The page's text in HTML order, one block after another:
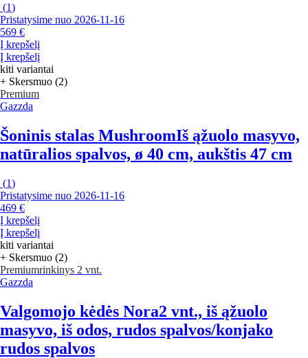
(1)
Pristatysime nuo 2026‑11‑16
569 €
Į krepšelį
Į krepšelį
kiti variantai
+ Skersmuo (2)
Premium
Gazzda
Šoninis stalas MushroomIš ąžuolo masyvo,
natūralios spalvos, ø 40 cm, aukštis 47 cm
(1)
Pristatysime nuo 2026‑11‑16
469 €
Į krepšelį
Į krepšelį
kiti variantai
+ Skersmuo (2)
Premiumrinkinys 2 vnt.
Gazzda
Valgomojo kėdės Nora2 vnt., iš ąžuolo
masyvo, iš odos, rudos spalvos/konjako
rudos spalvos